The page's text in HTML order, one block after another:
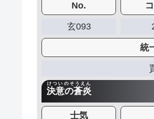
No.
玄093
統
決意の蒼炎
けついのそうえん
士気